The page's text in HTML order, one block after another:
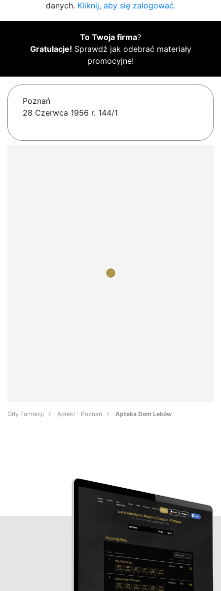
danych. Kliknij, aby się zalogować.
To Twoja firma?
Gratulacje! Sprawdź jak odebrać materiały
promocyjne!
Poznań
28 Czerwca 1956 r. 144/1
Orły Farmacji Apteki - Poznań Apteka Dom Leków